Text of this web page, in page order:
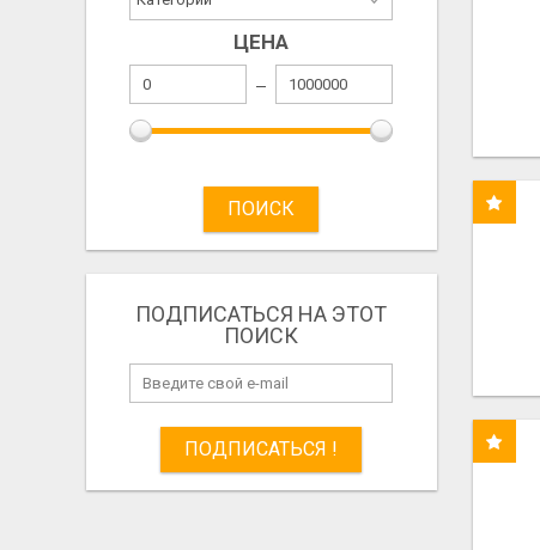
ЦЕНА
ПОИСК
ПОДПИСАТЬСЯ НА ЭТОТ
ПОИСК
ПОДПИСАТЬСЯ !